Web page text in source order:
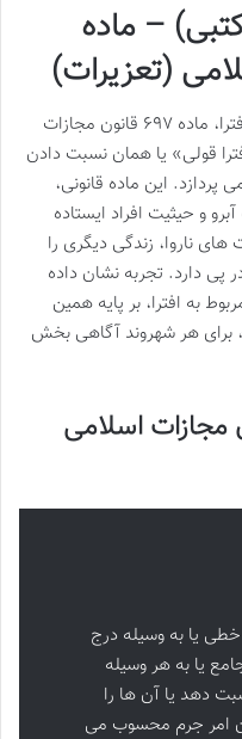
– ماده
یکی از مهمترین مواد قانونی در مبحث افترا، ماده ۶۹۷ قانون مجازات
قولی» یا همان نسبت دادن
پردازد. این ماده قانونی،
و حیثیت افراد ایستاده
ناروا، زندگی دیگری را
پی دارد. تجربه نشان داده
به افترا، بر پایه همین
برای هر شهروند آگاهی بخش
۶۹۷ قانون مجازات اسلامی
یا به وسیله درج
یا به هر وسیله
دهد یا آن ها را
امر جرم محسوب می